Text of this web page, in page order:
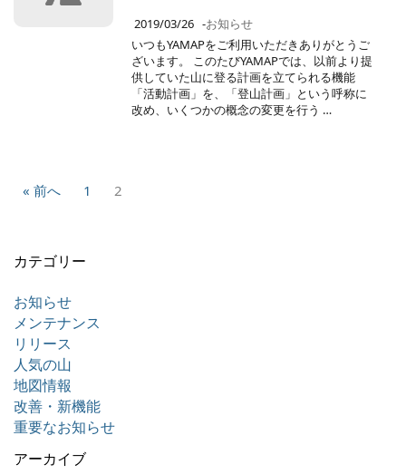
2019/03/26 -お知らせ
いつもYAMAPをご利用いただきありがとうご
ざいます。 このたびYAMAPでは、以前より提
供していた山に登る計画を立てられる機能
「活動計画」を、「登山計画」という呼称に
改め、いくつかの概念の変更を行う …
« 前へ 1 2
カテゴリー
お知らせ
メンテナンス
リリース
人気の山
地図情報
改善・新機能
重要なお知らせ
アーカイブ